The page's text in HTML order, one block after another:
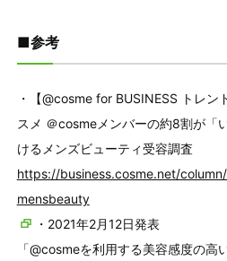
■参考
・【@cosme for BUSINESS トレン
スメ ＠cosmeメンバーの約8割が「
けるメンズビューティ受容調査
https://business.cosme.net/
mensbeauty
・2021年2月12日発表
「@cosmeを利用する美容感度の高